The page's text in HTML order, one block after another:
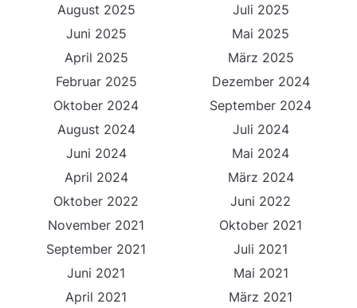
August 2025
Juli 2025
Juni 2025
Mai 2025
April 2025
März 2025
Februar 2025
Dezember 2024
Oktober 2024
September 2024
August 2024
Juli 2024
Juni 2024
Mai 2024
April 2024
März 2024
Oktober 2022
Juni 2022
November 2021
Oktober 2021
September 2021
Juli 2021
Juni 2021
Mai 2021
April 2021
März 2021